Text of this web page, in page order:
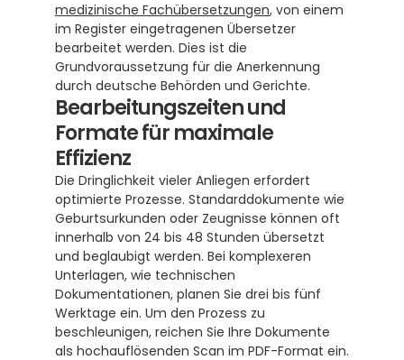
medizinische Fachübersetzungen, von einem
im Register eingetragenen Übersetzer
bearbeitet werden. Dies ist die
Grundvoraussetzung für die Anerkennung
durch deutsche Behörden und Gerichte.
Bearbeitungszeiten und
Formate für maximale
Effizienz
Die Dringlichkeit vieler Anliegen erfordert
optimierte Prozesse. Standarddokumente wie
Geburtsurkunden oder Zeugnisse können oft
innerhalb von 24 bis 48 Stunden übersetzt
und beglaubigt werden. Bei komplexeren
Unterlagen, wie technischen
Dokumentationen, planen Sie drei bis fünf
Werktage ein. Um den Prozess zu
beschleunigen, reichen Sie Ihre Dokumente